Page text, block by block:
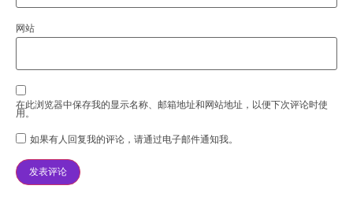
网站
在此浏览器中保存我的显示名称、邮箱地址和网站地址，以便下次评论时使
用。
如果有人回复我的评论，请通过电子邮件通知我。